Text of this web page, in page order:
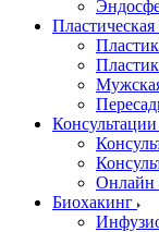
Консультации
Онлайн
Биохакинг